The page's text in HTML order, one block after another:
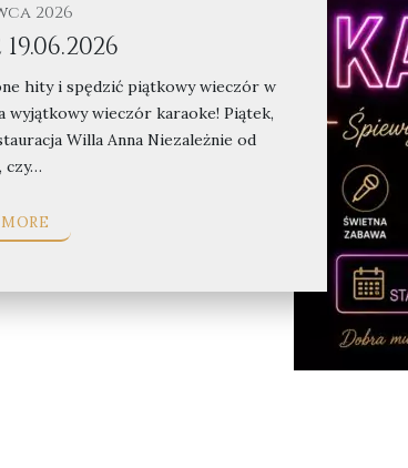
2026
hity i spędzić piątkowy wieczór w
wyjątkowy wieczór karaoke! Piątek,
Willa Anna Niezależnie od
czy…